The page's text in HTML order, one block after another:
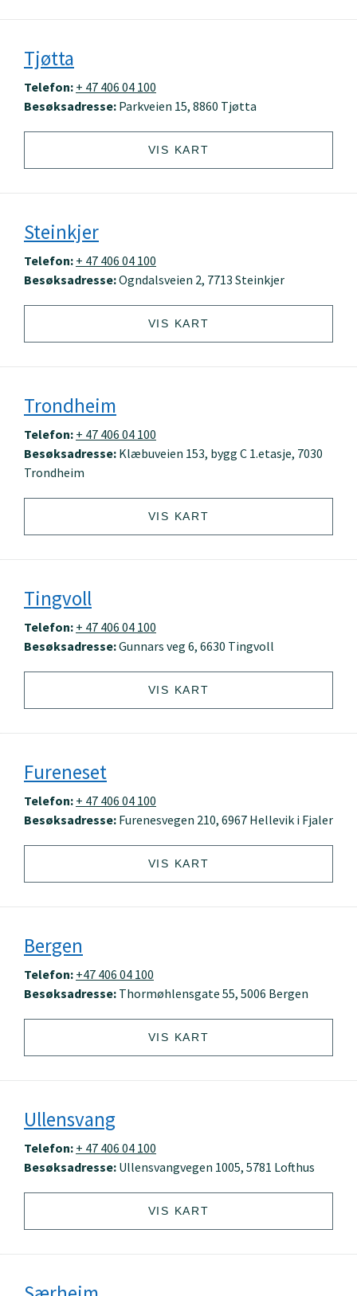
Tjøtta
Telefon: + 47 406 04 100
Besøksadresse: Parkveien 15, 8860 Tjøtta
VIS KART
Steinkjer
Telefon: + 47 406 04 100
Besøksadresse:Ogndalsveien 2, 7713 Steinkjer
VIS KART
Trondheim
Telefon: + 47 406 04 100
Besøksadresse: Klæbuveien 153, bygg C 1.etasje, 7030
Trondheim
VIS KART
Tingvoll
Telefon: + 47 406 04 100
Besøksadresse:Gunnars veg 6, 6630 Tingvoll
VIS KART
Fureneset
Telefon: + 47 406 04 100
Besøksadresse: Furenesvegen 210, 6967 Hellevik i Fjaler
VIS KART
Bergen
Telefon: +47 406 04 100
Besøksadresse: Thormøhlensgate 55, 5006 Bergen
VIS KART
Ullensvang
Telefon: + 47 406 04 100
Besøksadresse: Ullensvangvegen 1005, 5781 Lofthus
VIS KART